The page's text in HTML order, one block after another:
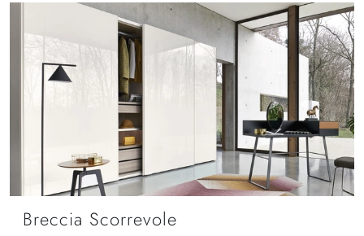
Breccia Scorrevole